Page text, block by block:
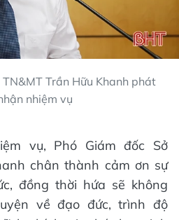
Trần Hữu Khanh phát
nhiệm vụ
vụ, Phó Giám đốc Sở
chân thành cảm ơn sự
đồng thời hứa sẽ không
về đạo đức, trình độ